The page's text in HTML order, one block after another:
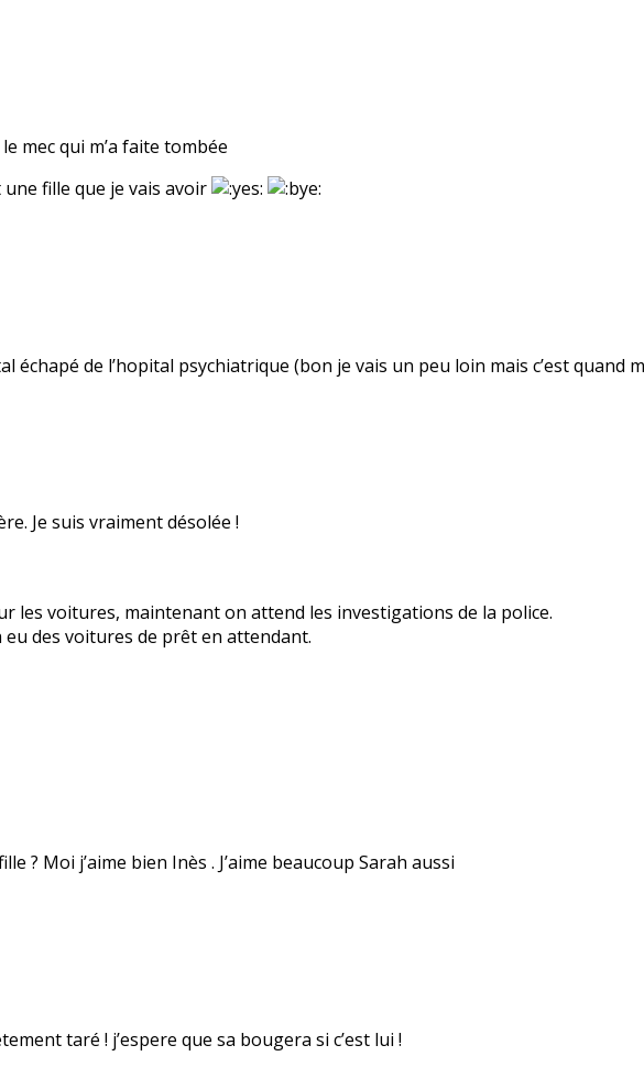
mec qui m’a faite tombée
une fille que je vais avoir
échapé de l’hopital psychiatrique (bon je vais un peu loin mais c’est quand
Je suis vraiment désolée !
les voitures, maintenant on attend les investigations de la police.
des voitures de prêt en attendant.
? Moi j’aime bien Inès . J’aime beaucoup Sarah aussi
taré ! j’espere que sa bougera si c’est lui !